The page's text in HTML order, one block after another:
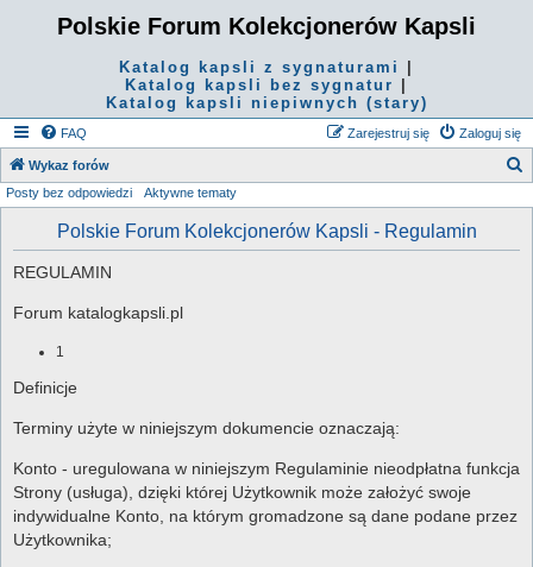
Polskie Forum Kolekcjonerów Kapsli
Katalog kapsli z sygnaturami
Katalog kapsli bez sygnatur
Katalog kapsli niepiwnych (stary)
FAQ Zaloguj się
Zarejestruj się
Wykaz forów
Posty bez odpowiedzi Aktywne tematy
Polskie Forum Kolekcjonerów Kapsli - Regulamin
REGULAMIN
Forum katalogkapsli.pl
1
Definicje
Terminy użyte w niniejszym dokumencie oznaczają:
Konto - uregulowana w niniejszym Regulaminie nieodpłatna funkcja
Strony (usługa), dzięki której Użytkownik może założyć swoje
indywidualne Konto, na którym gromadzone są dane podane przez
Użytkownika;